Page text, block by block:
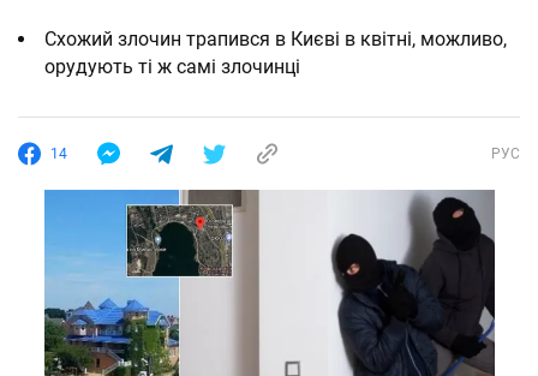
Схожий злочин трапився в Києві в квітні, можливо,
орудують ті ж самі злочинці
14 РУС